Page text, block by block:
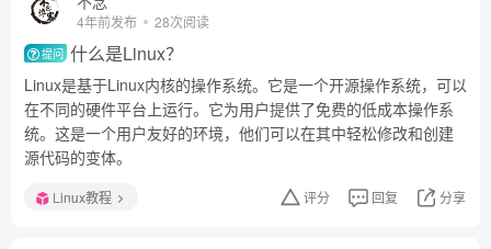
4年前发布 28次阅读
提问 什么是Linux？
Linux是基于Linux内核的操作系统。它是一个开源操作系统，可以
在不同的硬件平台上运行。它为用户提供了免费的低成本操作系
统。这是一个用户友好的环境，他们可以在其中轻松修改和创建
源代码的变体。
Linux教程 评分 回复 分享